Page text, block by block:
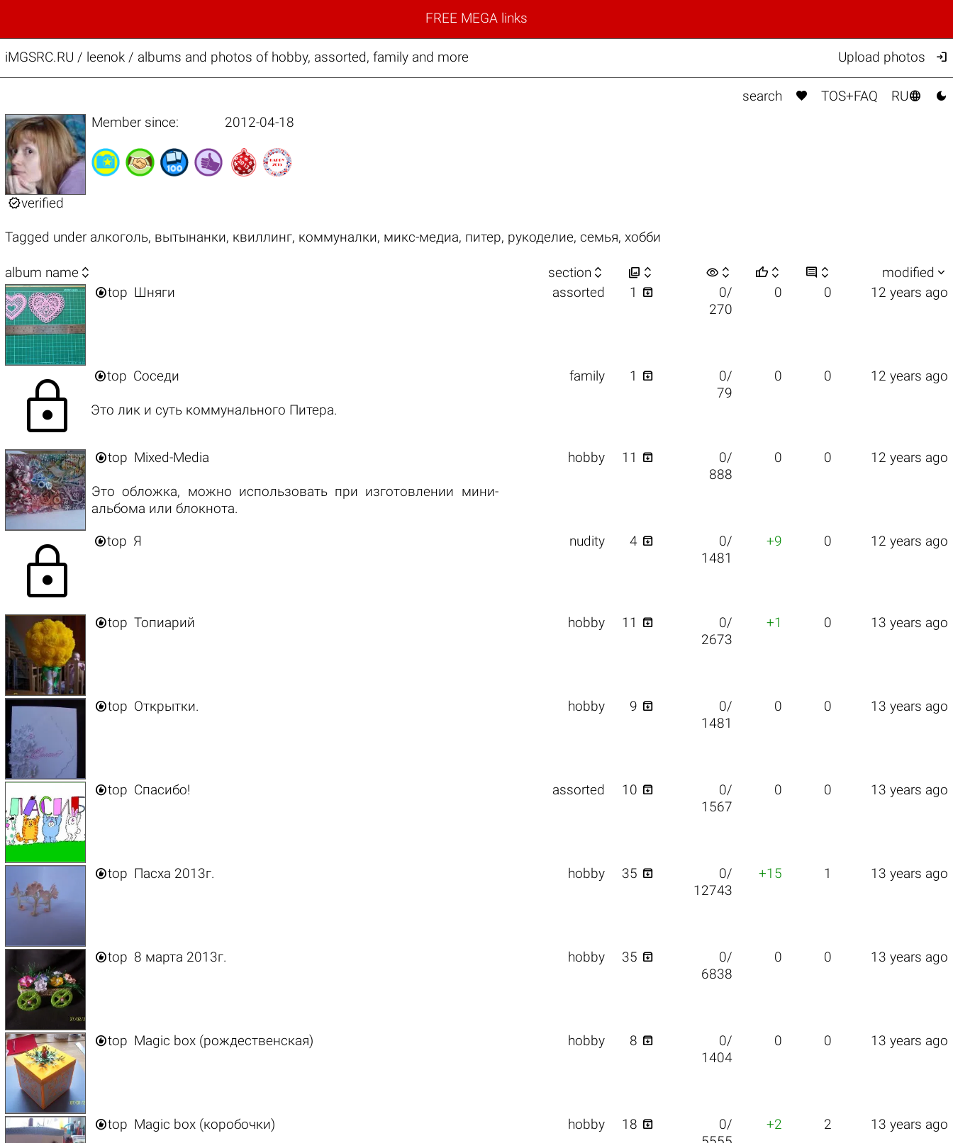
FREE MEGA links
iMGSRC.RU / leenok / albums and photos of hobby, assorted, family and more Upload photos 
search  TOS+FAQ RU 
verified
Member since: 2012-04-18
Tagged under алкоголь, вытынанки, квиллинг, коммуналки, микс-медиа, питер, рукоделие, семья, хобби
album name  section    visibility      modified 
top Шняги assorted 1 
0/
270
0 0 12 years ago
lock top Соседи
Это лик и суть коммунального Питера.
family 1 
0/
79
0 0 12 years ago
top Mixed-Media
Это обложка, можно использовать при изготовлении мини-
альбома или блокнота.
hobby 11 
0/
888
0 0 12 years ago
lock top Я nudity 4 
0/
1481
+9 0 12 years ago
top Топиарий hobby 11 
0/
2673
+1 0 13 years ago
top Открытки. hobby 9 
0/
1481
0 0 13 years ago
top Спасибо! assorted 10 
0/
1567
0 0 13 years ago
top Пасха 2013г. hobby 35 
0/
12743
+15 1 13 years ago
top 8 марта 2013г. hobby 35 
0/
6838
0 0 13 years ago
top Magic box (рождественская) hobby 8 
0/
1404
0 0 13 years ago
top Magic box (коробочки) hobby 18 
0/
+2 2 13 years ago